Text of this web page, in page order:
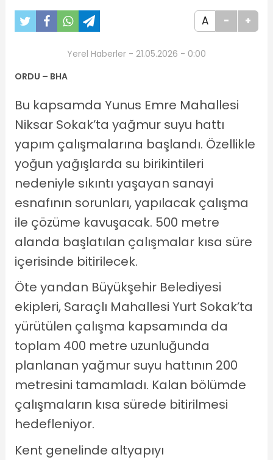
A - +
Yerel Haberler - 21.05.2026 - 0:00
ORDU – BHA
Bu kapsamda Yunus Emre Mahallesi
Niksar Sokak’ta yağmur suyu hattı
yapım çalışmalarına başlandı. Özellikle
yoğun yağışlarda su birikintileri
nedeniyle sıkıntı yaşayan sanayi
esnafının sorunları, yapılacak çalışma
ile çözüme kavuşacak. 500 metre
alanda başlatılan çalışmalar kısa süre
içerisinde bitirilecek.
Öte yandan Büyükşehir Belediyesi
ekipleri, Saraçlı Mahallesi Yurt Sokak’ta
yürütülen çalışma kapsamında da
toplam 400 metre uzunluğunda
planlanan yağmur suyu hattının 200
metresini tamamladı. Kalan bölümde
çalışmaların kısa sürede bitirilmesi
hedefleniyor.
Kent genelinde altyapıyı